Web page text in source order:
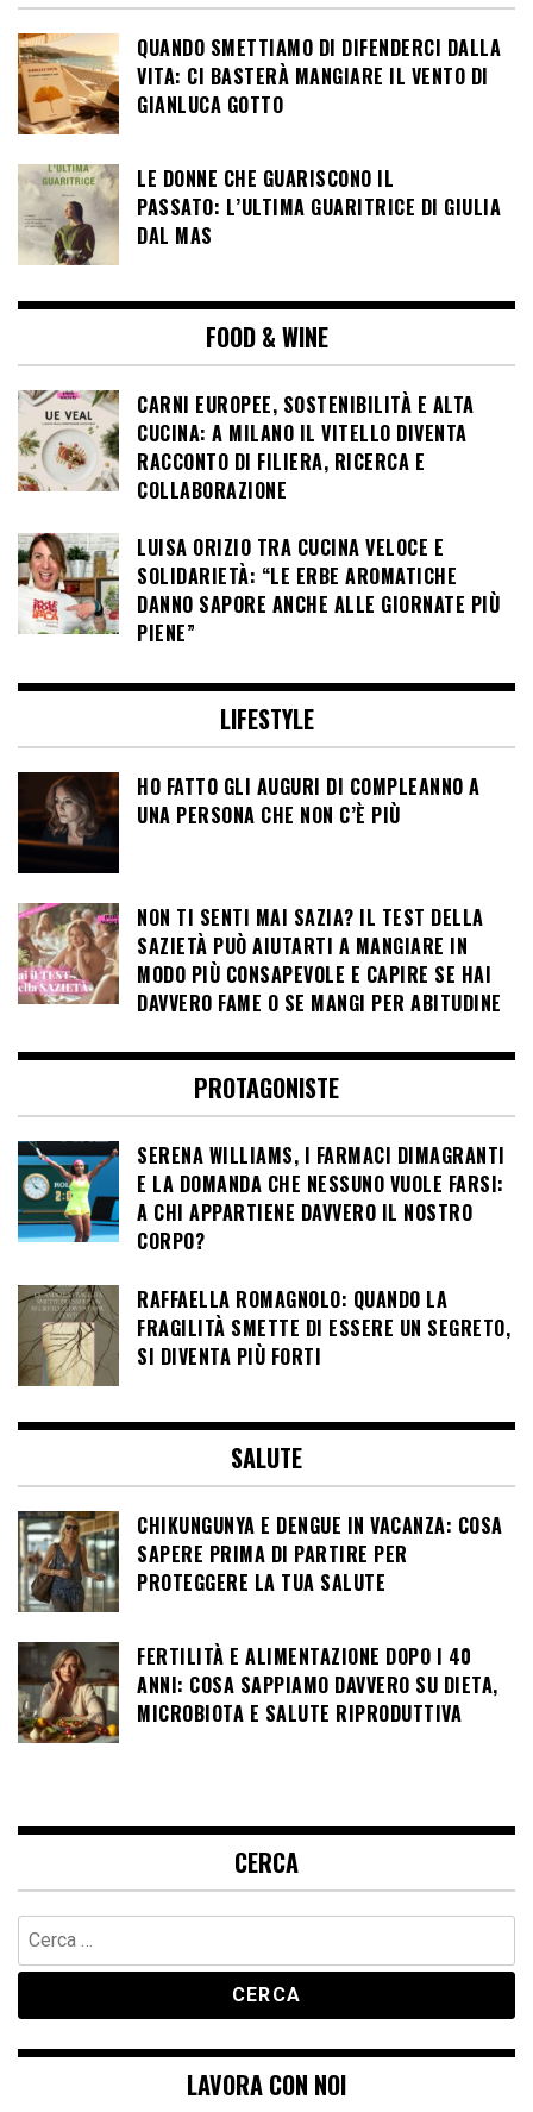
QUANDO SMETTIAMO DI DIFENDERCI DALLA
VITA: CI BASTERÀ MANGIARE IL VENTO DI
GIANLUCA GOTTO
LE DONNE CHE GUARISCONO IL
PASSATO: L’ULTIMA GUARITRICE DI GIULIA
DAL MAS
FOOD & WINE
CARNI EUROPEE, SOSTENIBILITÀ E ALTA
CUCINA: A MILANO IL VITELLO DIVENTA
RACCONTO DI FILIERA, RICERCA E
COLLABORAZIONE
LUISA ORIZIO TRA CUCINA VELOCE E
SOLIDARIETÀ: “LE ERBE AROMATICHE
DANNO SAPORE ANCHE ALLE GIORNATE PIÙ
PIENE”
LIFESTYLE
HO FATTO GLI AUGURI DI COMPLEANNO A
UNA PERSONA CHE NON C’È PIÙ
NON TI SENTI MAI SAZIA? IL TEST DELLA
SAZIETÀ PUÒ AIUTARTI A MANGIARE IN
MODO PIÙ CONSAPEVOLE E CAPIRE SE HAI
DAVVERO FAME O SE MANGI PER ABITUDINE
PROTAGONISTE
SERENA WILLIAMS, I FARMACI DIMAGRANTI
E LA DOMANDA CHE NESSUNO VUOLE FARSI:
A CHI APPARTIENE DAVVERO IL NOSTRO
CORPO?
RAFFAELLA ROMAGNOLO: QUANDO LA
FRAGILITÀ SMETTE DI ESSERE UN SEGRETO,
SI DIVENTA PIÙ FORTI
SALUTE
CHIKUNGUNYA E DENGUE IN VACANZA: COSA
SAPERE PRIMA DI PARTIRE PER
PROTEGGERE LA TUA SALUTE
FERTILITÀ E ALIMENTAZIONE DOPO I 40
ANNI: COSA SAPPIAMO DAVVERO SU DIETA,
MICROBIOTA E SALUTE RIPRODUTTIVA
CERCA
Ricerca
per:
LAVORA CON NOI